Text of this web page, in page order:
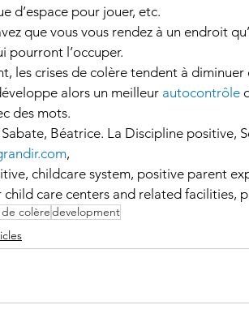
d’espace pour jouer, etc.
que vous vous rendez à un endroit
pourront l’occuper.
les crises de colère tendent à diminuer
alors un meilleur autocontrôle
des mots.
Sabate, Béatrice. La Discipline positive,
,
childcare system, positive parent
child care centers and related facilities,
colèredevelopment